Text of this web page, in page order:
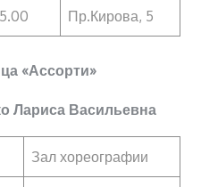
Пр.Кирова, 5
«Ассорти»
Лариса Васильевна
Зал хореографии